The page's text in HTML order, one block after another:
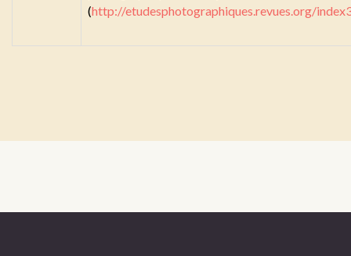
(http://etudesphotographiques.revues.org/